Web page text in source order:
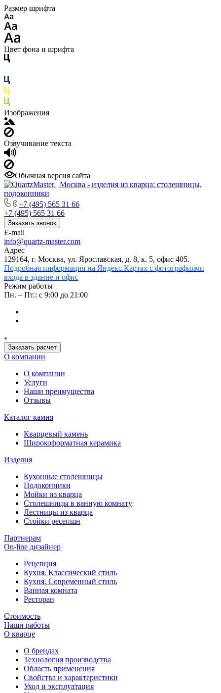
Размер шрифта
Цвет фона и шрифта
Изображения
Озвучивание текста
Обычная версия сайта
+7 (495) 565 31 66
+7 (495) 565 31 66
Заказать звонок
E-mail
info@quartz-master.com
Адрес
129164, г. Москва, ул. Ярославская, д. 8, к. 5, офис 405.
Подробная информация на Яндекс.Картах с фотографиями
входа в здание и офис
Режим работы
Пн. – Пт.: с 9:00 до 21:00
Заказать расчет
О компании
О компании
Услуги
Наши преимущества
Отзывы
Каталог камня
Кварцевый камень
Широкоформатная керамика
Изделия
Кухонные столешницы
Подоконники
Мойки из кварца
Столешницы в ванную комнату
Лестницы из кварца
Стойки ресепшн
Партнерам
On-line дизайнер
Рецепция
Кухня. Классический стиль
Кухня. Современный стиль
Ванная комната
Ресторан
Стоимость
Наши работы
О кварце
О брендах
Технология производства
Область применения
Свойства и характеристики
Уход и эксплуатация